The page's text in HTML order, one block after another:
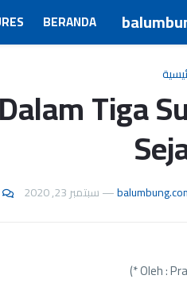
BERANDA
Tiga
—سبتمبر 23, 2020
Oleh :